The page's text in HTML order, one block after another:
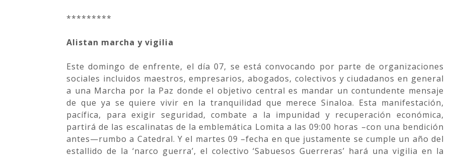
*********
Alistan marcha y vigilia
Este domingo de enfrente, el día 07, se está convocando por parte de organizaciones
sociales incluidos maestros, empresarios, abogados, colectivos y ciudadanos en general
a una Marcha por la Paz donde el objetivo central es mandar un contundente mensaje
de que ya se quiere vivir en la tranquilidad que merece Sinaloa. Esta manifestación,
pacífica, para exigir seguridad, combate a la impunidad y recuperación económica,
partirá de las escalinatas de la emblemática Lomita a las 09:00 horas –con una bendición
antes—rumbo a Catedral. Y el martes 09 –fecha en que justamente se cumple un año del
estallido de la ‘narco guerra’, el colectivo ‘Sabuesos Guerreras’ hará una vigilia en la